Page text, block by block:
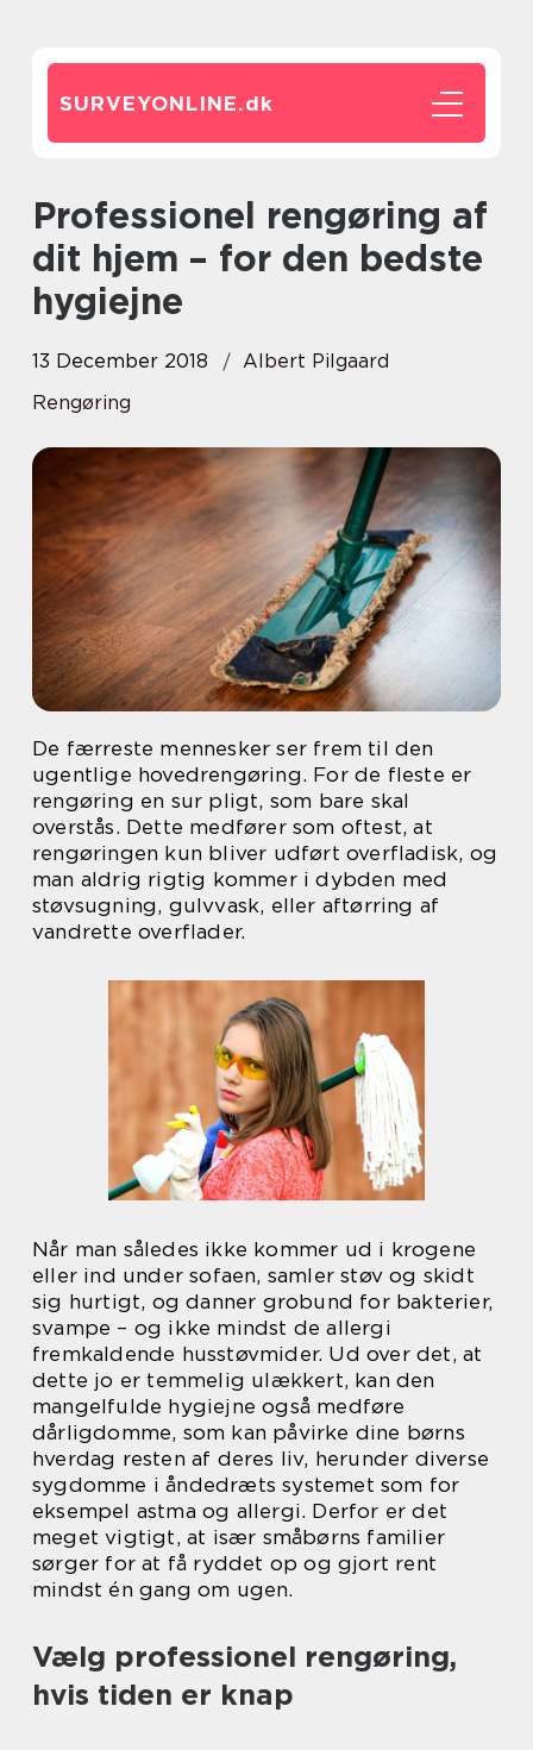
SURVEYONLINE.dk
Professionel rengøring af
dit hjem – for den bedste
hygiejne
13 December 2018
Albert Pilgaard
Rengøring
De færreste mennesker ser frem til den
ugentlige hovedrengøring. For de fleste er
rengøring en sur pligt, som bare skal
overstås. Dette medfører som oftest, at
rengøringen kun bliver udført overfladisk, og
man aldrig rigtig kommer i dybden med
støvsugning, gulvvask, eller aftørring af
vandrette overflader.
Når man således ikke kommer ud i krogene
eller ind under sofaen, samler støv og skidt
sig hurtigt, og danner grobund for bakterier,
svampe – og ikke mindst de allergi
fremkaldende husstøvmider. Ud over det, at
dette jo er temmelig ulækkert, kan den
mangelfulde hygiejne også medføre
dårligdomme, som kan påvirke dine børns
hverdag resten af deres liv, herunder diverse
sygdomme i åndedræts systemet som for
eksempel astma og allergi. Derfor er det
meget vigtigt, at især småbørns familier
sørger for at få ryddet op og gjort rent
mindst én gang om ugen.
Vælg professionel rengøring,
hvis tiden er knap